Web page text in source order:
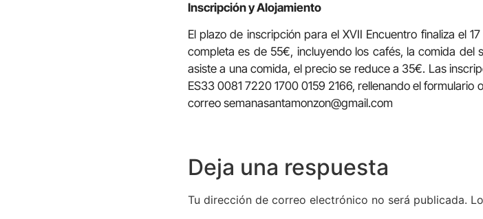
Inscripción y Alojamiento
El plazo de inscripción para el XVII Encuentro finaliza el
completa es de 55€, incluyendo los cafés, la comida del
asiste a una comida, el precio se reduce a 35€. Las
ES33 0081 7220 1700 0159 2166, rellenando el
correo semanasantamonzon@gmail.com
Deja una respuesta
Tu dirección de correo electrónico no será publicada.